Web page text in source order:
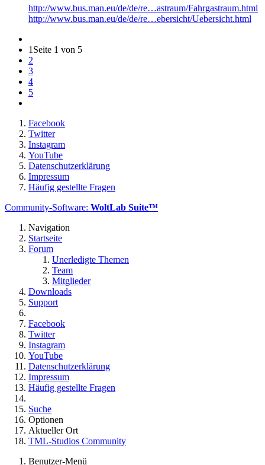
http://www.bus.man.eu/de/de/re…astraum/Fahrgastraum.html
http://www.bus.man.eu/de/de/re…ebersicht/Uebersicht.html
1 Seite 1 von 5
2
3
4
5
Facebook
Twitter
Instagram
YouTube
Datenschutzerklärung
Impressum
Häufig gestellte Fragen
Community-Software: WoltLab Suite™
Navigation
Startseite
Forum
Unerledigte Themen
Team
Mitglieder
Downloads
Support
Facebook
Twitter
Instagram
YouTube
Datenschutzerklärung
Impressum
Häufig gestellte Fragen
Suche
Optionen
Aktueller Ort
TML-Studios Community
Benutzer-Menü